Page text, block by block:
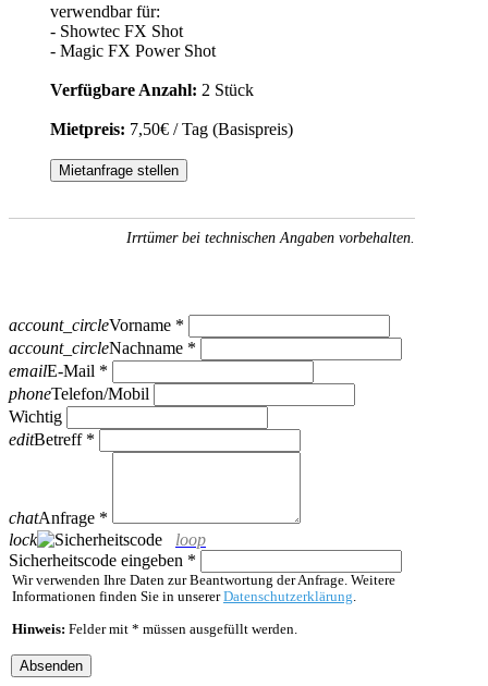
verwendbar für:
- Showtec FX Shot
- Magic FX Power Shot
Verfügbare Anzahl: 2 Stück
Mietpreis: 7,50€ / Tag (Basispreis)
Mietanfrage stellen
Irrtümer bei technischen Angaben vorbehalten.
account_circleVorname *
account_circleNachname *
emailE-Mail *
phoneTelefon/Mobil
Wichtig
editBetreff *
chatAnfrage *
lock
loop
Sicherheitscode eingeben *
Wir verwenden Ihre Daten zur Beantwortung der Anfrage. Weitere
Informationen finden Sie in unsererDatenschutzerklärung.
Hinweis: Felder mit * müssen ausgefüllt werden.